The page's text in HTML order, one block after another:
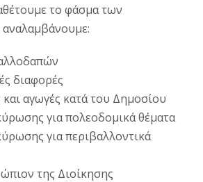
το φάσμα των
διαφορές
αγωγές κατά του Δημοσίου
για πολεοδομικά θέματα
για περιβαλλοντικά
της Διοίκησης